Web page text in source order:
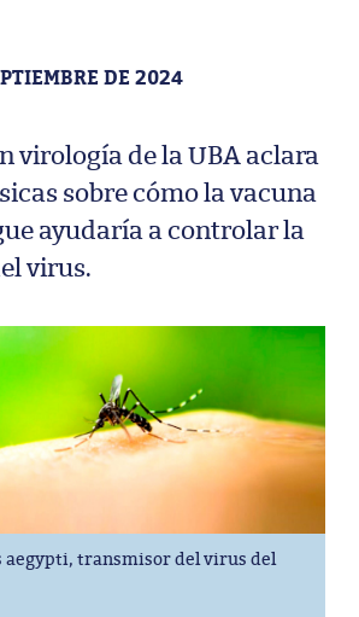
DE 2024
virología de la UBA aclara
sobre cómo la vacuna
ayudaría a controlar la
virus.
aegypti, transmisor del virus del